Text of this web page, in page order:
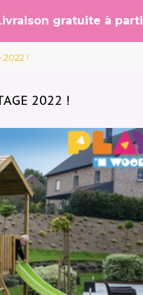
gratuite à
!
2022 !